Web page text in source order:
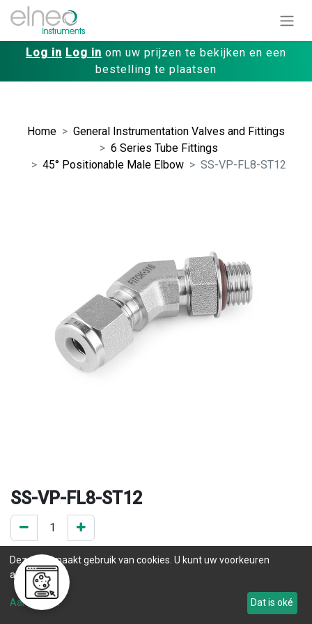
Log in Log in om uw prijzen te bekijken en een
bestelling te plaatsen
Home
General Instrumentation Valves and Fittings
6 Series Tube Fittings
45° Positionable Male Elbow
SS-VP-FL8-ST12
SS-VP-FL8-ST12
0 ST op voorraad
.
Levertijd
Deze site maakt gebruik van cookies. U kunt uw voorkeuren
aanpassen.
Aanpassen Dat is oké